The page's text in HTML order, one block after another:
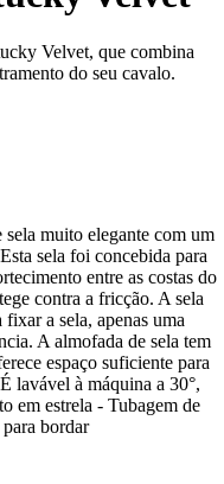
Velvet, que combina
do seu cavalo.
muito elegante com um
sela foi concebida para
entre as costas do
contra a fricção. A sela
a sela, apenas uma
A almofada de sela tem
espaço suficiente para
lavável à máquina a 30°,
em estrela - Tubagem de
bordar